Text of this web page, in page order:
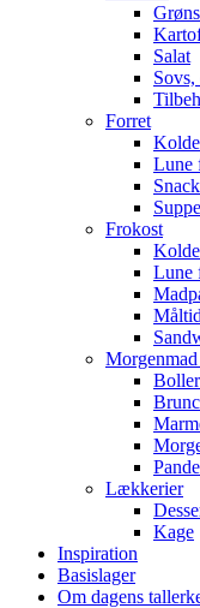
Salat
Sovs,
Forret
Lune
Suppe
Frokost
Lune
Lækkerier
Kage
Inspiration
Basislager
Om dagens